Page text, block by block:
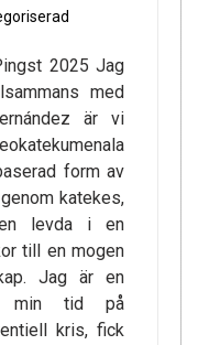
2025 Jag
med
är vi
form av
katekes,
levda i en
till en mogen
Jag är en
min tid på
kris, fick